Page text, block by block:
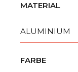
MATERIAL
ALUMINIUM
FARBE